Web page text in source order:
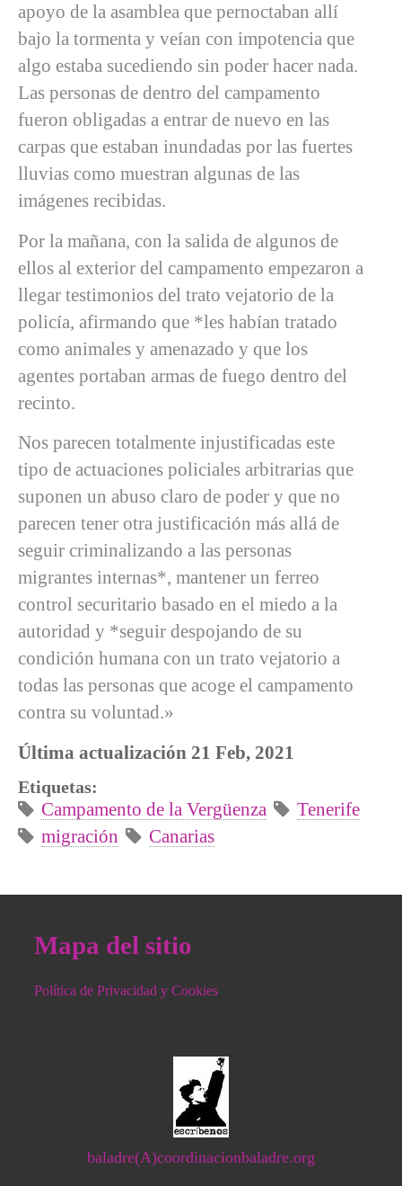
apoyo de la asamblea que pernoctaban allí
bajo la tormenta y veían con impotencia que
algo estaba sucediendo sin poder hacer nada.
Las personas de dentro del campamento
fueron obligadas a entrar de nuevo en las
carpas que estaban inundadas por las fuertes
lluvias como muestran algunas de las
imágenes recibidas.
Por la mañana, con la salida de algunos de
ellos al exterior del campamento empezaron a
llegar testimonios del trato vejatorio de la
policía, afirmando que *les habían tratado
como animales y amenazado y que los
agentes portaban armas de fuego dentro del
recinto.
Nos parecen totalmente injustificadas este
tipo de actuaciones policiales arbitrarias que
suponen un abuso claro de poder y que no
parecen tener otra justificación más allá de
seguir criminalizando a las personas
migrantes internas*, mantener un ferreo
control securitario basado en el miedo a la
autoridad y *seguir despojando de su
condición humana con un trato vejatorio a
todas las personas que acoge el campamento
contra su voluntad.»
Última actualización 21 Feb, 2021
Etiquetas:
Campamento de la Vergüenza
Tenerife
migración
Canarias
Mapa del sitio
Política de Privacidad y Cookies
baladre(A)coordinacionbaladre.org